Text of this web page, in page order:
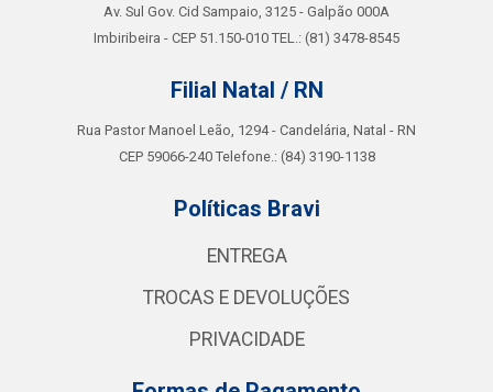
Av. Sul Gov. Cid Sampaio, 3125 - Galpão 000A
Imbiribeira - CEP 51.150-010 TEL.: (81) 3478-8545
Filial Natal / RN
Rua Pastor Manoel Leão, 1294 - Candelária, Natal - RN
CEP 59066-240 Telefone.: (84) 3190-1138
Políticas Bravi
ENTREGA
TROCAS E DEVOLUÇÕES
PRIVACIDADE